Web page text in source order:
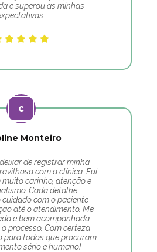
e superou as minhas
Monteiro
de registrar minha
com a clínica. Fui
carinho, atenção e
Cada detalhe
com o paciente
até o atendimento. Me
e bem acompanhada
processo. Com certeza
para todos que procuram
sério e humano!